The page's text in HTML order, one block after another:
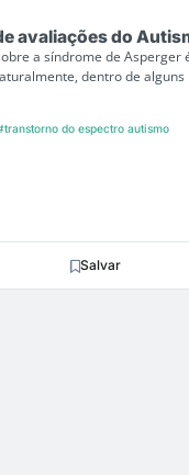
avaliações do
a síndrome de Asperger
dentro de
do espectro autismo
Salvar